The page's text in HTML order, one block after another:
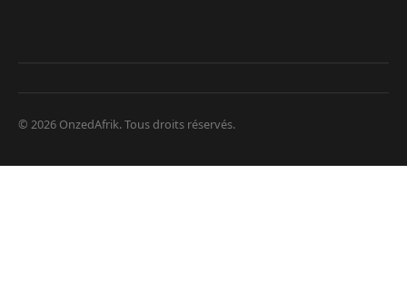
© 2026 OnzedAfrik. Tous droits réservés.